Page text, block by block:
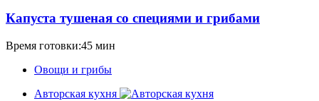
Капуста тушеная со специями и грибами
Время готовки:45 мин
Овощи и грибы
Авторская кухня